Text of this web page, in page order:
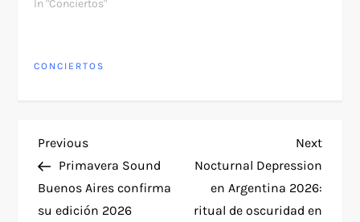
In "Conciertos"
CONCIERTOS
P
o
Previous
Post
Previous
Primavera Sound
Buenos Aires confirma
su edición 2026
Next
Post
Next
Nocturnal Depression
en Argentina 2026:
ritual de oscuridad en